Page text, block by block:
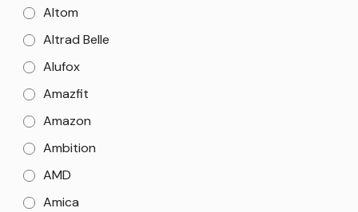
Altom
Altrad Belle
Alufox
Amazfit
Amazon
Ambition
AMD
Amica